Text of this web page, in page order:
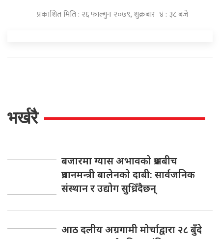
प्रकाशित मिति : २६ फाल्गुन २०७९, शुक्रबार ४ : ३८ बजे
भर्खरै
बजारमा ग्यास अभावको प्रश्नबीच
प्रधानमन्त्री बालेनको दाबी: सार्वजनिक
संस्थान र उद्योग सुध्रिँदैछन्
आठ दलीय अग्रगामी मोर्चाद्वारा २८ बुँदे